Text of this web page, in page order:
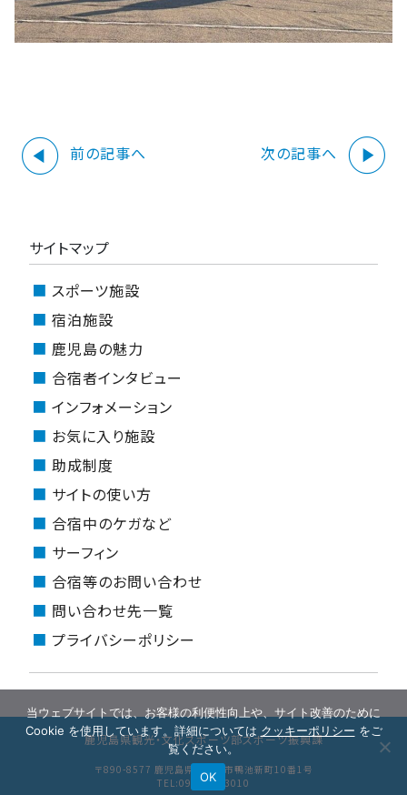
play_circle 前の記事へ 次の記事へ play_circle
サイトマップ
スポーツ施設
宿泊施設
鹿児島の魅力
合宿者インタビュー
インフォメーション
お気に入り施設
助成制度
サイトの使い方
合宿中のケガなど
サーフィン
合宿等のお問い合わせ
問い合わせ先一覧
プライバシーポリシー
鹿児島県観光・文化スポーツ部スポーツ振興課
〒890-8577 鹿児島県鹿児島市鴨池新町10番1号
TEL:099-286-3010
当ウェブサイトでは、お客様の利便性向上や、サイト改善のために
Cookie を使用しています。詳細については クッキーポリシー をご
覧ください。
OK